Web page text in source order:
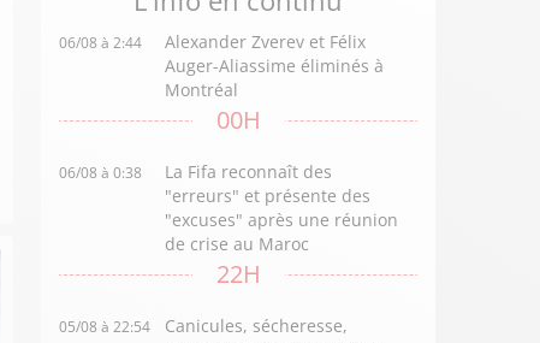
06/08 à 2:44
Alexander Zverev et Félix
Auger-Aliassime éliminés à
Montréal
00H
06/08 à 0:38
La Fifa reconnaît des
"erreurs" et présente des
"excuses" après une réunion
de crise au Maroc
22H
05/08 à 22:54
Canicules, sécheresse,